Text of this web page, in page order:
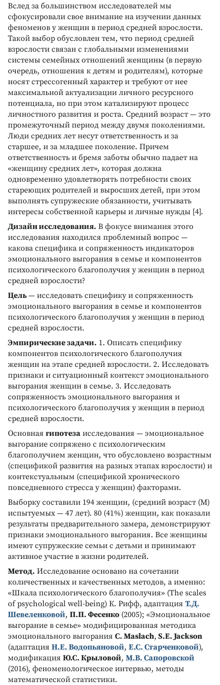
Вслед за большинством исследователей мы
сфокусировали свое внимание на изучении данных
феноменов у женщин в период средней взрослости.
Такой выбор обусловлен тем, что период средней
взрослости связан с глобальными изменениями
системы семейных отношений женщины (в первую
очередь, отношения к детям и родителям), которые
носят стрессогенный характер и требуют от нее
максимальной актуализации личного ресурсного
потенциала, но при этом катализируют процесс
личностного развития и роста. Средний возраст — это
промежуточный период между двумя поколениями.
Люди средних лет несут ответственность и за
старшее, и за младшее поколение. Причем
ответственность и бремя заботы обычно падает на
«женщину средних лет», которая должна
одновременно удовлетворять потребности своих
стареющих родителей и выросших детей, при этом
выполнять супружеские обязанности, учитывать
интересы собственной карьеры и личные нужды [4].
Дизайн исследования. В фокусе внимания этого
исследования находился проблемный вопрос —
какова специфика и сопряженность индикаторов
эмоционального выгорания в семье и компонентов
психологического благополучия у женщин в период
средней взрослости?
Цель— исследовать специфику и сопряженность
эмоционального выгорания в семье и компонентов
психологического благополучия у женщин в период
средней взрослости.
Эмпирические задачи. 1. Описать специфику
компонентов психологического благополучия
женщин на этапе средней взрослости. 2. Исследовать
признаки и ситуационный контекст эмоционального
выгорания женщин в семье. 3. Исследовать
сопряженность эмоционального выгорания и
психологического благополучия у женщин в период
средней взрослости.
Основная гипотеза исследования — эмоциональное
выгорание сопряжено с психологическим
благополучием женщин, что обусловлено возрастным
(спецификой развития на разных этапах взрослости) и
контекстуальным (спецификой хронического
повседневного стресса у женщин) факторами.
Выборку составили 194 женщин, (средний возраст (М)
испытуемых — 47 лет). 80 (41%) женщин, как показали
результаты предварительного замера, демонстрируют
признаки эмоционального выгорания. Все женщины
имеют супружеские семьи с детьми и принимают
активное участие в жизни родителей.
Метод. Исследование основано на сочетании
количественных и качественных методов, а именно:
«Шкала психологического благополучия» (The scales
of psychological well-being) К. Рифф, адаптация Т.Д.
Шевеленковой, П.П. Фесенко (2005); «Эмоциональное
выгорание в семье» модифицированная методика
эмоционального выгорания C. Maslach, S.E. Jackson
(адаптация Н.Е. Водопьяновой, Е.С. Старченковой),
модификация Ю.С. Крыловой, М.В. Сапоровской
(2016), феноменологическое интервью, методы
математической статистики.